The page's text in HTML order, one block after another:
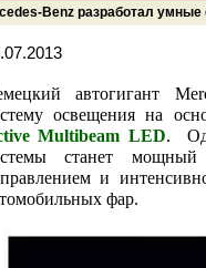
Benz разработал
автогигант
освещения на
Multibeam LED.
станет
и
фар.